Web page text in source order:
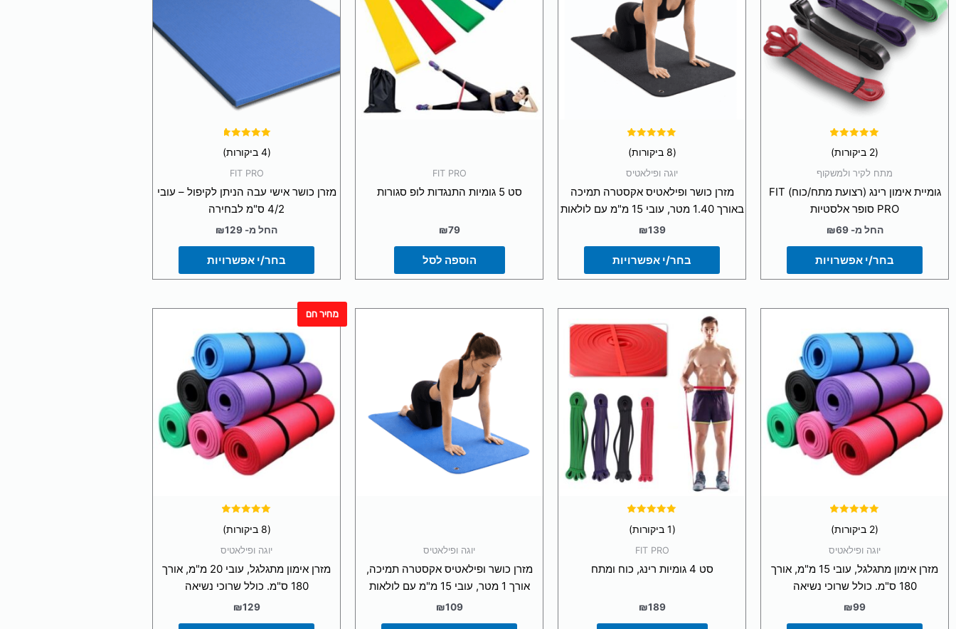
5.00
(2 ביקורות)
מתח לקיר ולמשקוף
גומיית אימון רינג (רצועת מתח/כוח) FIT
PRO סופר אלסטיות
החל מ- ₪69
בחר/י אפשרויות
סוגים.
ניתן
לבחור
את
האפשרויות
בעמוד
המוצר
5.00
(8 ביקורות)
יוגה ופילאטיס
מזרן כושר ופילאטיס אקסטרה תמיכה
באורך 1.40 מטר, עובי 15 מ"מ עם לולאות
₪139
בחר/י אפשרויות
סוגים.
ניתן
לבחור
את
האפשרויות
בעמוד
FIT PRO
סט 5 גומיות התנגדות לופ סגורות
₪79
הוספה לסל
4.75
(4 ביקורות)
FIT PRO
מזרן כושר אישי עבה הניתן לקיפול – עובי
4/2 ס"מ לבחירה
החל מ- ₪129
בחר/י אפשרויות
האפשרויות
בעמוד
המוצר
5.00
(2 ביקורות)
יוגה ופילאטיס
מזרן אימון מתגלגל, עובי 15 מ"מ, אורך
180 ס"מ. כולל שרוכי נשיאה
₪99
זה
יש
מספר
סוגים.
ניתן
לבחור
את
האפשרויות
בעמוד
5.00
(1 ביקורות)
FIT PRO
סט 4 גומיות רינג, כוח ומתח
₪189
יוגה ופילאטיס
מזרן כושר ופילאטיס אקסטרה תמיכה,
אורך 1 מטר, עובי 15 מ"מ עם לולאות
₪109
מספר
סוגים.
ניתן
לבחור
את
האפשרויות
בעמוד
מחיר חם
5.00
(8 ביקורות)
יוגה ופילאטיס
מזרן אימון מתגלגל, עובי 20 מ"מ, אורך
180 ס"מ. כולל שרוכי נשיאה
₪129
זה
יש
מספר
סוגים.
ניתן
לבחור
את
האפשרויות
בעמוד